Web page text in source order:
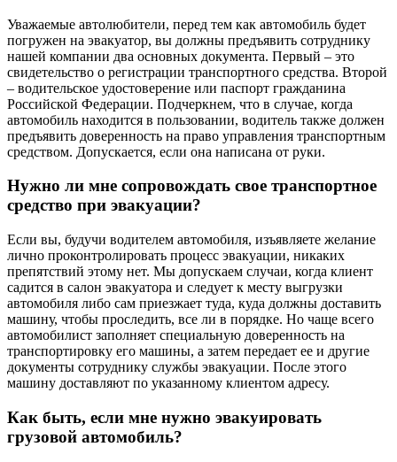
Уважаемые автолюбители, перед тем как автомобиль будет
погружен на эвакуатор, вы должны предъявить сотруднику
нашей компании два основных документа. Первый – это
свидетельство о регистрации транспортного средства. Второй
– водительское удостоверение или паспорт гражданина
Российской Федерации. Подчеркнем, что в случае, когда
автомобиль находится в пользовании, водитель также должен
предъявить доверенность на право управления транспортным
средством. Допускается, если она написана от руки.
Нужно ли мне сопровождать свое транспортное
средство при эвакуации?
Если вы, будучи водителем автомобиля, изъявляете желание
лично проконтролировать процесс эвакуации, никаких
препятствий этому нет. Мы допускаем случаи, когда клиент
садится в салон эвакуатора и следует к месту выгрузки
автомобиля либо сам приезжает туда, куда должны доставить
машину, чтобы проследить, все ли в порядке. Но чаще всего
автомобилист заполняет специальную доверенность на
транспортировку его машины, а затем передает ее и другие
документы сотруднику службы эвакуации. После этого
машину доставляют по указанному клиентом адресу.
Как быть, если мне нужно эвакуировать
грузовой автомобиль?